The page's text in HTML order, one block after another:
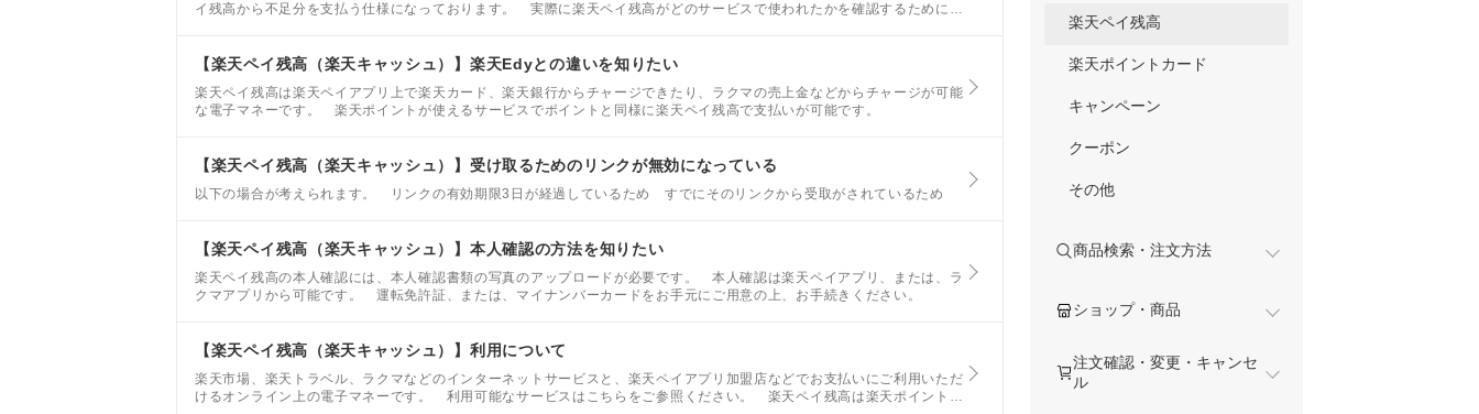
イ残高から不足分を支払う仕様になっております。 実際に楽天ペイ残高がどのサービスで使われたかを確認するためには
【楽天ペイ残高（楽天キャッシュ）】楽天Edyとの違いを知りたい
楽天ペイ残高は楽天ペイアプリ上で楽天カード、楽天銀行からチャージできたり、ラクマの売上金などからチャージが可能
な電子マネーです。 楽天ポイントが使えるサービスでポイントと同様に楽天ペイ残高で支払いが可能です。
【楽天ペイ残高（楽天キャッシュ）】受け取るためのリンクが無効になっている
以下の場合が考えられます。 リンクの有効期限3日が経過しているため すでにそのリンクから受取がされているため
【楽天ペイ残高（楽天キャッシュ）】本人確認の方法を知りたい
楽天ペイ残高の本人確認には、本人確認書類の写真のアップロードが必要です。 本人確認は楽天ペイアプリ、または、ラ
クマアプリから可能です。 運転免許証、または、マイナンバーカードをお手元にご用意の上、お手続きください。
【楽天ペイ残高（楽天キャッシュ）】利用について
楽天市場、楽天トラベル、ラクマなどのインターネットサービスと、楽天ペイアプリ加盟店などでお支払いにご利用いただ
けるオンライン上の電子マネーです。 利用可能なサービスはこちらをご参照ください。 楽天ペイ残高は楽天ポイントと
楽天ペイ残高
楽天ポイントカード
キャンペーン
クーポン
その他
商品検索・注文方法
ショップ・商品
注文確認・変更・キャンセ
ル